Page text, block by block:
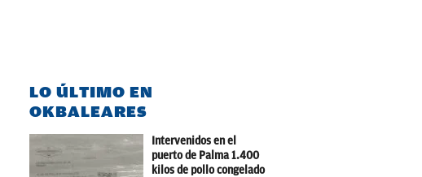
LO ÚLTIMO EN
OKBALEARES
Intervenidos en el
puerto de Palma 1.400
kilos de pollo congelado